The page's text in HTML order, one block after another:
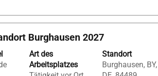
Burghausen 2027
Art des
Arbeitsplatzes
Standort
Burghausen, BY,